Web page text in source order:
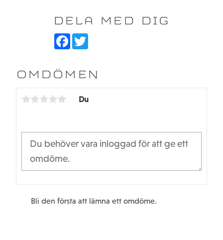
DELA MED DIG
F
b
o
T
t
e
OMDÖMEN
Du
Bli den första att lämna ett omdöme.